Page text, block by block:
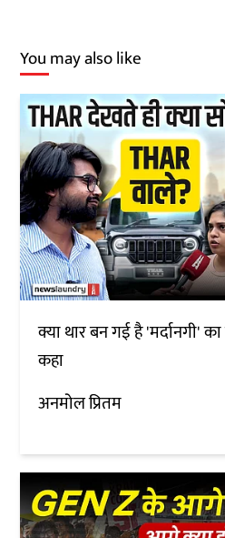
You may also like
क्या थार बन गई है 'मर्दानगी'
कहा
अनमोल प्रितम